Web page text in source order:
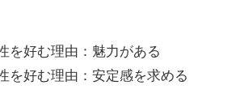
を好む理由：魅力がある
を好む理由：安定感を求める